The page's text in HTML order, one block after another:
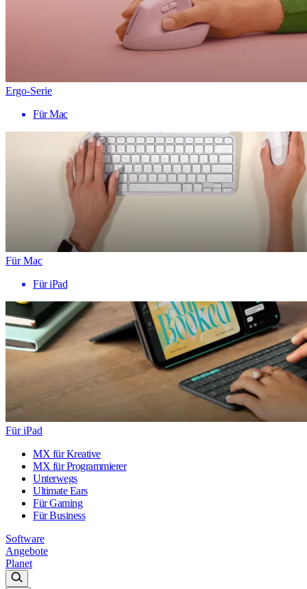
Ergo-Serie
Für Mac
Für Mac
Für iPad
Für iPad
MX für Kreative
MX für Programmierer
Unterwegs
Ultimate Ears
Für Gaming
Für Business
Software
Angebote
Planet